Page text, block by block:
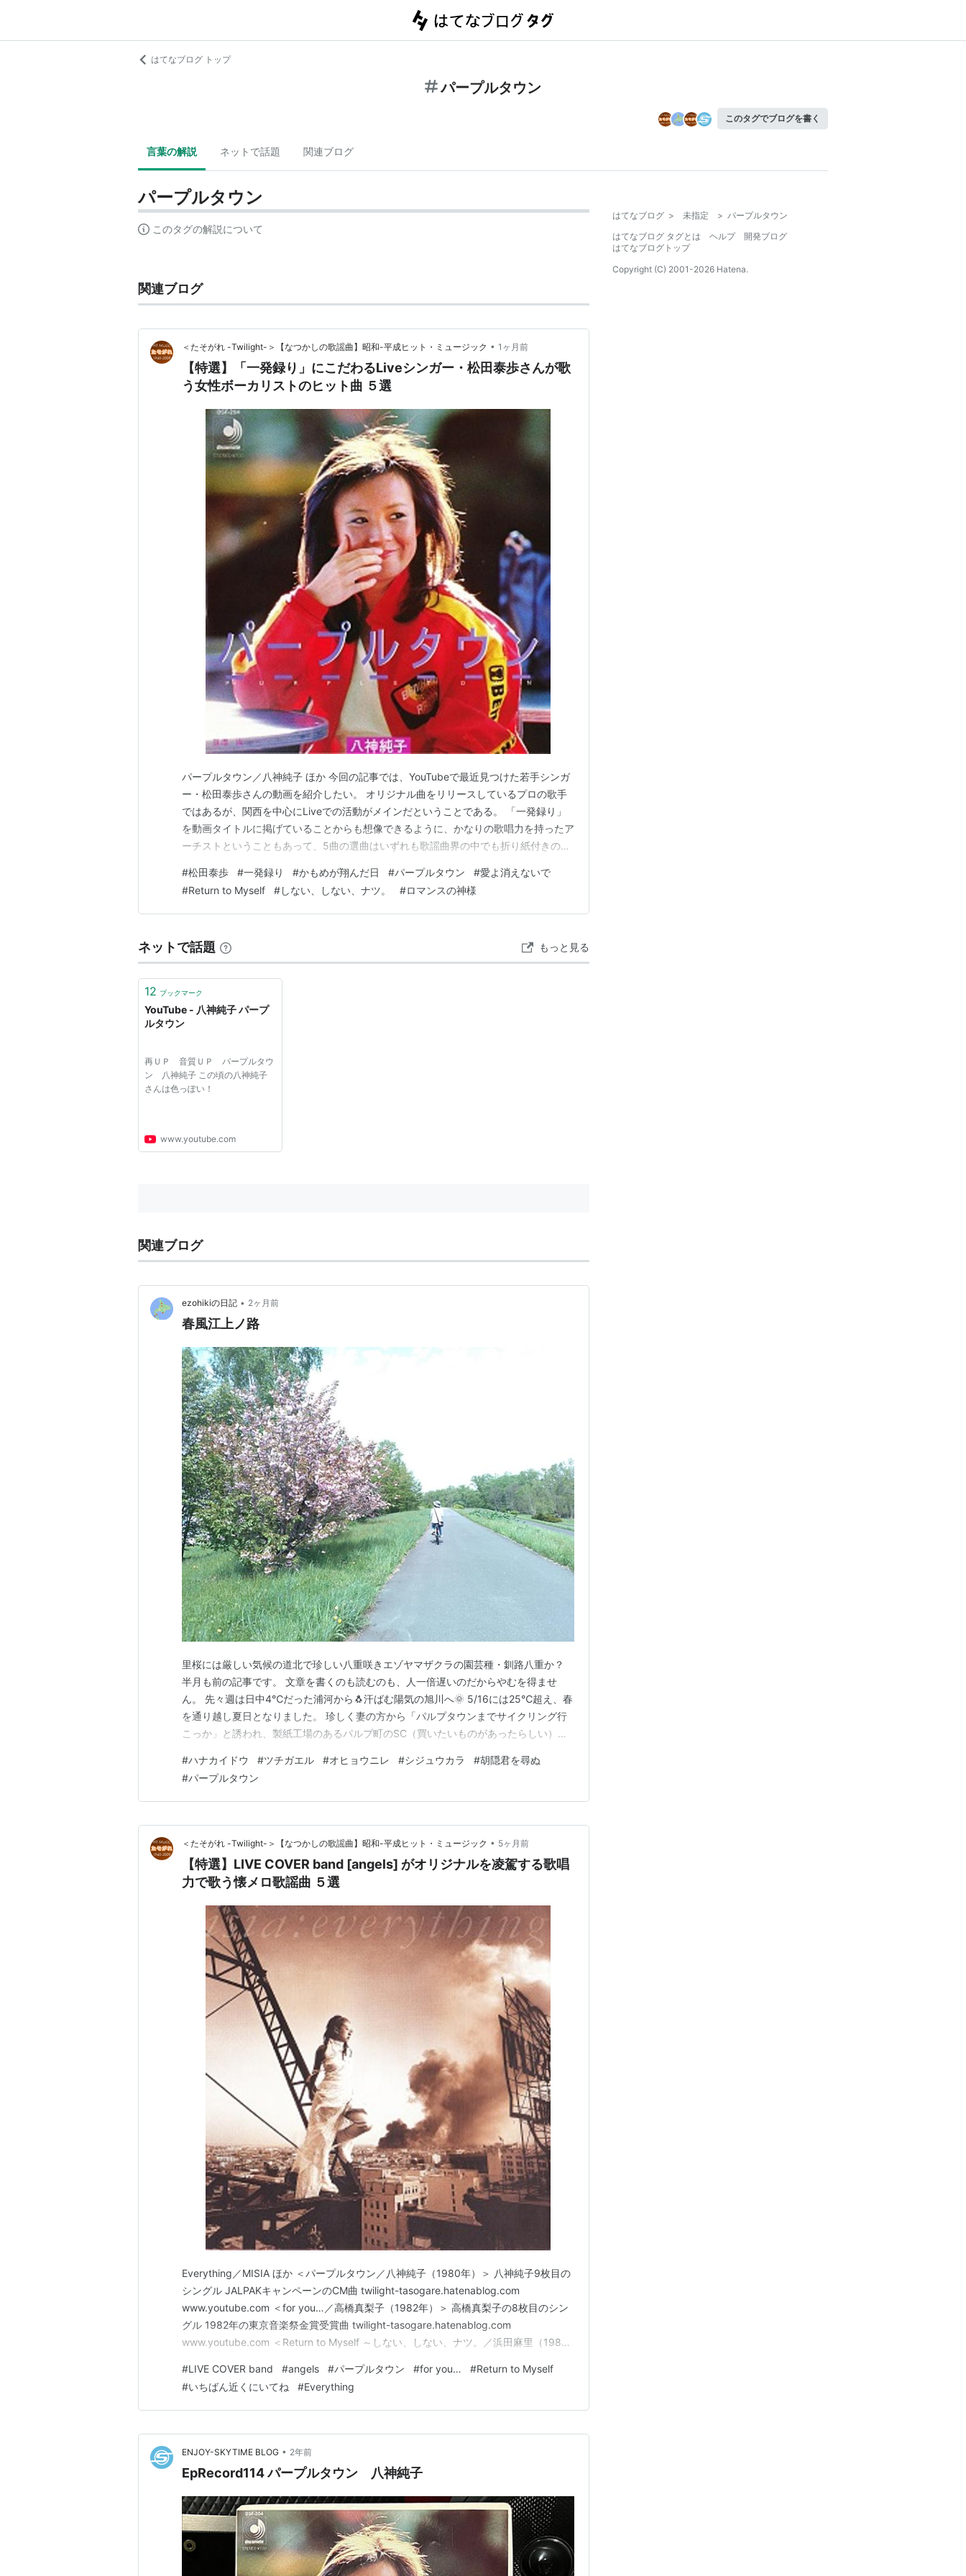
はてなブログ トップ
パープルタウン
このタグでブログを書く
言葉の解説 ネットで話題 関連ブログ
パープルタウン
このタグの解説について
関連ブログ
＜たそがれ -Twilight-＞【なつかしの歌謡曲】昭和-平成ヒット・ミュージック • 1ヶ月前
【特選】「一発録り」にこだわるLiveシンガー・松田泰歩さんが歌
う女性ボーカリストのヒット曲 ５選
パープルタウン／八神純子 ほか 今回の記事では、YouTubeで最近見つけた若手シンガ
ー・松田泰歩さんの動画を紹介したい。 オリジナル曲をリリースしているプロの歌手
ではあるが、関西を中心にLiveでの活動がメインだということである。 「一発録り」
を動画タイトルに掲げていることからも想像できるように、かなりの歌唱力を持ったア
ーチストということもあって、5曲の選曲はいずれも歌謡曲界の中でも折り紙付きの歌
手のアーチストが昭和歌謡をカバーすると、ちょっとオリジナルと音程が違ったり、歌
唱の自分よりに なってしまうことがあるが、…
#松田泰歩 #一発録り #かもめが翔んだ日 #パープルタウン #愛よ消えないで
#Return to Myself #しない、しない、ナツ。 #ロマンスの神様
ネットで話題 もっと見る
12 ブックマーク
YouTube - 八神純子 パープ
ルタウン
再ＵＰ 音質ＵＰ パープルタウ
ン 八神純子 この頃の八神純子
さんは色っぽい！
www.youtube.com
関連ブログ
ezohikiの日記 • 2ヶ月前
春風江上ノ路
里桜には厳しい気候の道北で珍しい八重咲きエゾヤマザクラの園芸種・釧路八重か？
半月も前の記事です。 文章を書くのも読むのも、人一倍遅いのだからやむを得ませ
ん。 先々週は日中4℃だった浦河から🐧汗ばむ陽気の旭川へ🌞 5/16には25℃超え、春
を通り越し夏日となりました。 珍しく妻の方から「パルプタウンまでサイクリング行
こっか」と誘われ、製紙工場のあるパルプ町のSC（買いたいものがあったらしい）を
ペダルを踏んで雪の残る大雪山連峰を真正面に見慣れた街を南東へ、利根川に次ぐ国内
第2位の流域面積を有する石狩川にぶつかります。…
#ハナカイドウ #ツチガエル #オヒョウニレ #シジュウカラ #胡隠君を尋ぬ
#パープルタウン
＜たそがれ -Twilight-＞【なつかしの歌謡曲】昭和-平成ヒット・ミュージック • 5ヶ月前
【特選】LIVE COVER band [angels] がオリジナルを凌駕する歌唱
力で歌う懐メロ歌謡曲 ５選
Everything／MISIA ほか ＜パープルタウン／八神純子（1980年）＞ 八神純子9枚目の
シングル JALPAKキャンペーンのCM曲 twilight-tasogare.hatenablog.com
www.youtube.com ＜for you…／高橋真梨子（1982年）＞ 高橋真梨子の8枚目のシン
グル 1982年の東京音楽祭金賞受賞曲 twilight-tasogare.hatenablog.com
www.youtube.com ＜Return to Myself ～しない、しない、ナツ。／浜田麻里（1989
#LIVE COVER band #angels #パープルタウン #for you… #Return to Myself
#いちばん近くにいてね #Everything
ENJOY-SKYTIME BLOG • 2年前
EpRecord114 パープルタウン 八神純子
はてなブログ > 未指定 > パープルタウン
はてなブログ タグとは
ヘルプ
開発ブログ
はてなブログトップ
Copyright (C) 2001-2026 Hatena.